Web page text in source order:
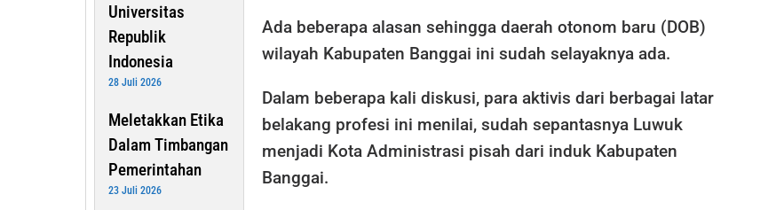
Universitas
Republik
Indonesia
28 Juli 2026
Meletakkan Etika
Dalam Timbangan
Pemerintahan
23 Juli 2026
Ada beberapa alasan sehingga daerah otonom baru (DOB)
wilayah Kabupaten Banggai ini sudah selayaknya ada.
Dalam beberapa kali diskusi, para aktivis dari berbagai latar
belakang profesi ini menilai, sudah sepantasnya Luwuk
menjadi Kota Administrasi pisah dari induk Kabupaten
Banggai.